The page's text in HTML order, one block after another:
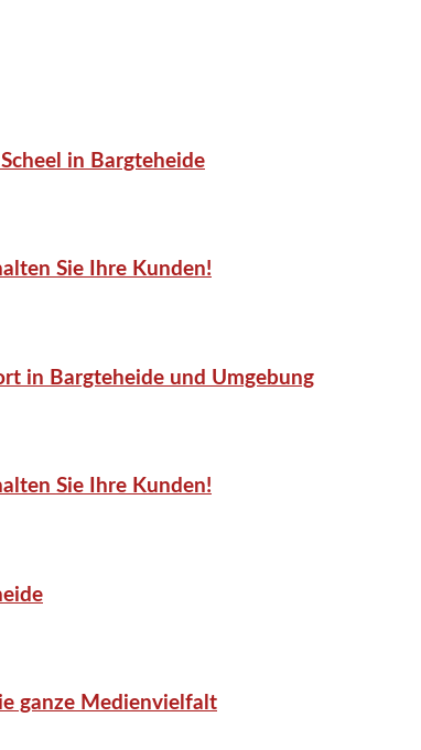
in Bargteheide
Sie Ihre Kunden!
in Bargteheide und Umgebung
Sie Ihre Kunden!
ganze Medienvielfalt